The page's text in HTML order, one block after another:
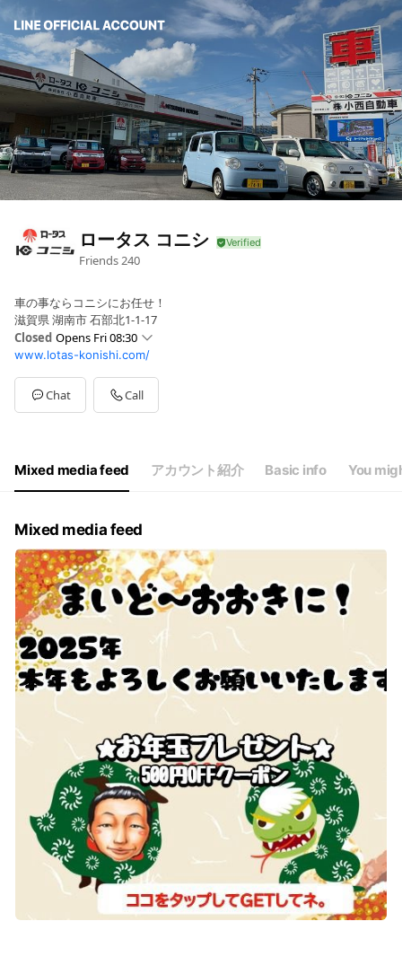
ロータス コニシ
Friends240
車の事ならコニシにお任せ！
滋賀県 湖南市 石部北1-1-17
Closed Opens Fri 08:30
SunClosed
Mon08:30 - 18:00
Tue08:30 - 18:00
Wed08:30 - 18:00
Sat
08:30 - 17:30
※日祝日は休み
www.lotas-konishi.com/
Chat Call
Mixed media feed アカウント紹介 Basic info You
Mixed media feed